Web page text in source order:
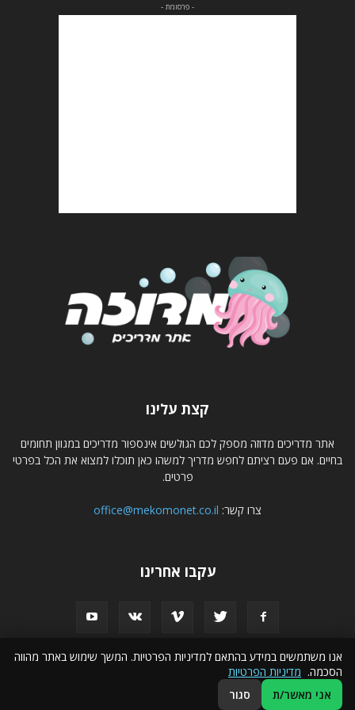
- פרסומת -
קצת עלינו
אתר מדריכים מדוזה מספק לכם הגולשים אינספור מדריכים במגוון תחומים
בחיים. אם פעם רציתם לחפש מדריך למשהו כאן תוכלו למצוא את הכל בפרטי
פרטים.
צרו קשר: office@mekomonet.co.il
עקבו אחרינו
פרסמו אצלנו הצהרת נגישות
© כל הזכויות שמורות לאתר מדריכים - מדוזה
אנו משתמשים במידע בהתאם למדיניות הפרטיות. המשך שימוש באתר מהווה
הסכמה. מדיניות הפרטיות
אני מאשר/ת
סגור